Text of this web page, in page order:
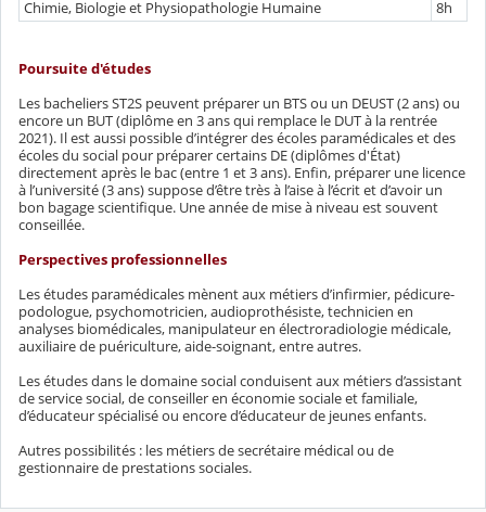
Chimie, Biologie et Physiopathologie Humaine
8h
Poursuite d'études
Les bacheliers ST2S peuvent préparer un BTS ou un DEUST (2 ans) ou
encore un BUT (diplôme en 3 ans qui remplace le DUT à la rentrée
2021). Il est aussi possible d’intégrer des écoles paramédicales et des
écoles du social pour préparer certains DE (diplômes d'État)
directement après le bac (entre 1 et 3 ans). Enfin, préparer une licence
à l’université (3 ans) suppose d’être très à l’aise à l’écrit et d’avoir un
bon bagage scientifique. Une année de mise à niveau est souvent
conseillée.
Perspectives professionnelles
Les études paramédicales mènent aux métiers d’infirmier, pédicure-
podologue, psychomotricien, audioprothésiste, technicien en
analyses biomédicales, manipulateur en électroradiologie médicale,
auxiliaire de puériculture, aide-soignant, entre autres.
Les études dans le domaine social conduisent aux métiers d’assistant
de service social, de conseiller en économie sociale et familiale,
d’éducateur spécialisé ou encore d’éducateur de jeunes enfants.
Autres possibilités : les métiers de secrétaire médical ou de
gestionnaire de prestations sociales.